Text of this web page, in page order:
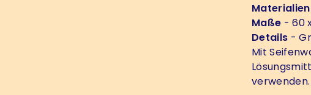
Materialien
Maße - 60
Details -
Mit
verwenden.